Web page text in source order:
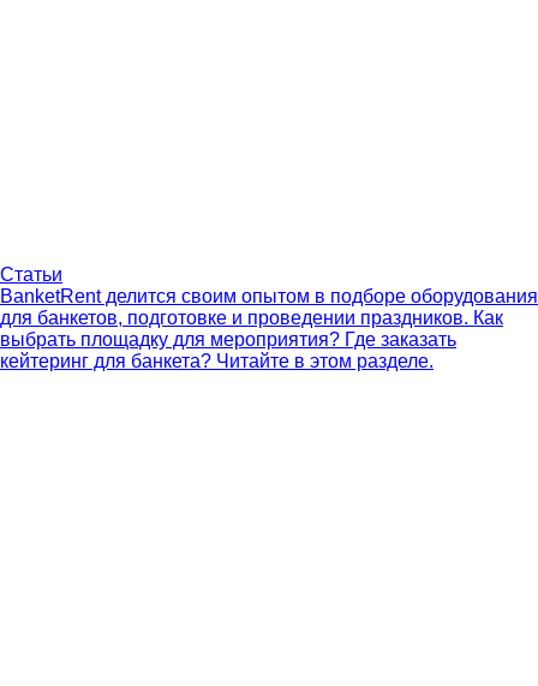
Статьи
BanketRent делится своим опытом в подборе оборудования
для банкетов, подготовке и проведении праздников. Как
выбрать площадку для мероприятия? Где заказать
кейтеринг для банкета? Читайте в этом разделе.